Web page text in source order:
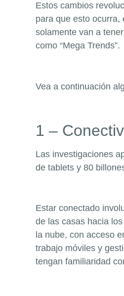
Estos cambios
para que esto ocurra,
solamente van a
como “Mega Trends”.
Vea a continuación
1 –
Las investigaciones
de tablets y 80
Estar conectado
de las casas hacia
la nube, con acceso
trabajo móviles y
tengan familiaridad